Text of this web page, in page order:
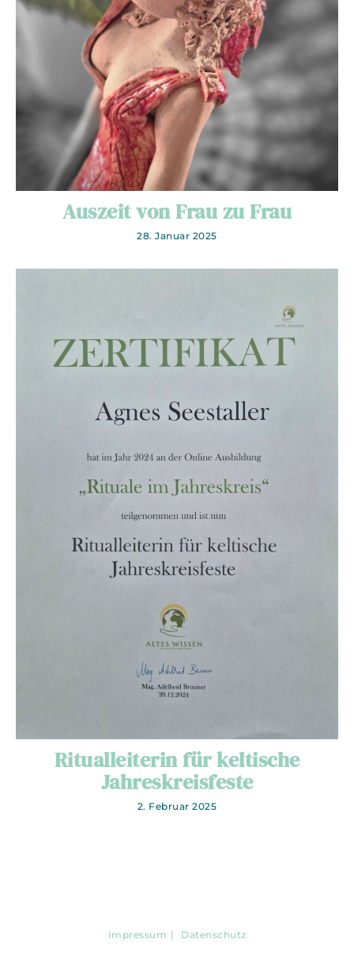
Auszeit von Frau zu Frau
28. Januar 2025
Ritualleiterin für keltische
Jahreskreisfeste
2. Februar 2025
Impressum Datenschutz